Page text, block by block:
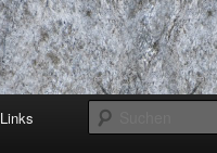
Links